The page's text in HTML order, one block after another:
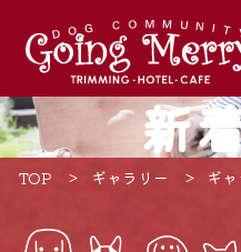
新
TOP ギャラリー ギ